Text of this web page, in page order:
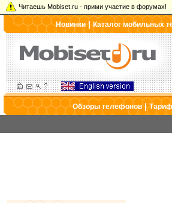
Читаешь Mobiset.ru - прими участие в форумах!
Новинки|Каталог мобильных
Обзоры телефонов|